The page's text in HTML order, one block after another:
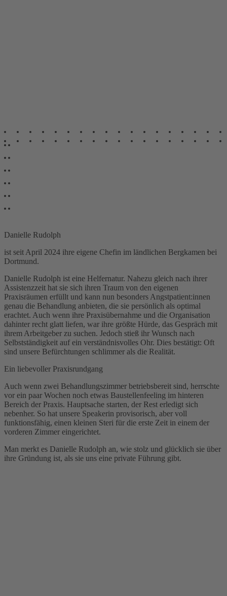
Danielle Rudolph
ist seit April 2024 ihre eigene Chefin im ländlichen Bergkamen bei
Dortmund.
Danielle Rudolph ist eine Helfernatur. Nahezu gleich nach ihrer
Assistenzzeit hat sie sich ihren Traum von den eigenen
Praxisräumen erfüllt und kann nun besonders Angstpatient:innen
genau die Behandlung anbieten, die sie persönlich als optimal
erachtet. Auch wenn ihre Praxisübernahme und die Organisation
dahinter recht glatt liefen, war ihre größte Hürde, das Gespräch mit
ihrem Arbeitgeber zu suchen. Jedoch stieß ihr Wunsch nach
Selbstständigkeit auf ein verständnisvolles Ohr. Dies bestätigt: Oft
sind unsere Befürchtungen schlimmer als die Realität.
Ein liebevoller Praxisrundgang
Auch wenn zwei Behandlungszimmer betriebsbereit sind, herrschte
vor ein paar Wochen noch etwas Baustellenfeeling im hinteren
Bereich der Praxis. Hauptsache starten, der Rest erledigt sich
nebenher. So hat unsere Speakerin provisorisch, aber voll
funktionsfähig, einen kleinen Steri für die erste Zeit in einem der
vorderen Zimmer eingerichtet.
Man merkt es Danielle Rudolph an, wie stolz und glücklich sie über
ihre Gründung ist, als sie uns eine private Führung gibt.